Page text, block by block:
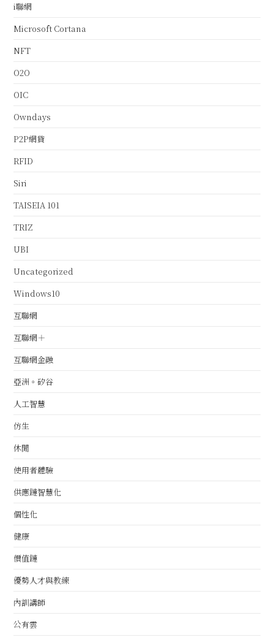
i聯網
Microsoft Cortana
NFT
O2O
OIC
Owndays
P2P網貸
RFID
Siri
TAISEIA 101
TRIZ
UBI
Uncategorized
Windows10
互聯網
互聯網＋
互聯網金融
亞洲。矽谷
人工智慧
仿生
休閒
使用者體驗
供應鏈智慧化
個性化
健康
價值鏈
優勢人才與教練
內訓講師
公有雲